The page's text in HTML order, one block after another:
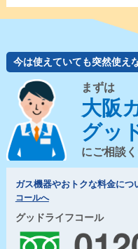
今は使えていても突然使え
まずは
大阪
グッ
にご相談
ガス機器やおトクな料金につ
コールへ
グッドライフコール